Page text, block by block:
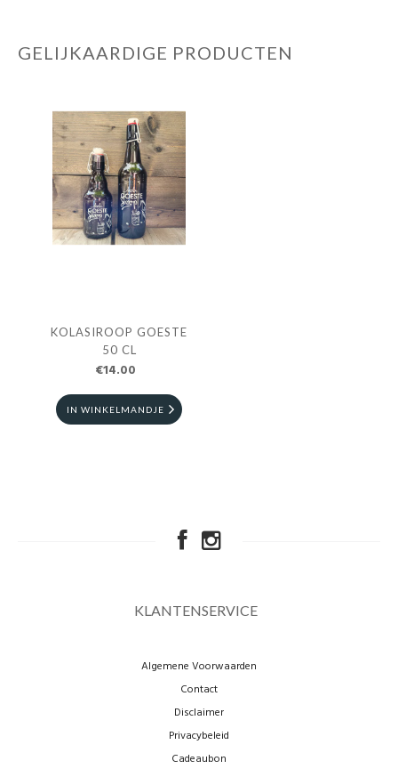
GELIJKAARDIGE PRODUCTEN
KOLASIROOP GOESTE
50 CL
€14.00
IN WINKELMANDJE
KLANTENSERVICE
Algemene Voorwaarden
Contact
Disclaimer
Privacybeleid
Cadeaubon